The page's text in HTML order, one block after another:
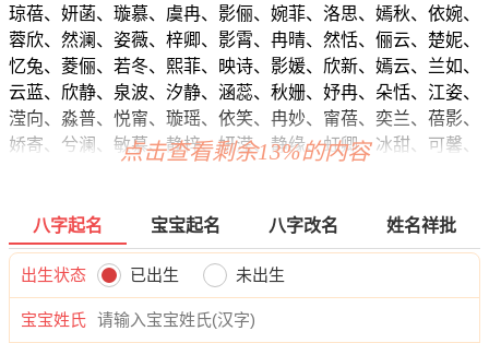
琼蓓、妍菡、璇慕、虞冉、影俪、婉菲、洛思、嫣秋、依婉、
蓉欣、然澜、姿薇、梓卿、影霄、冉晴、然恬、俪云、楚妮、
忆兔、菱俪、若冬、熙菲、映诗、影媛、欣新、嫣云、兰如、
云蓝、欣静、泉波、汐静、涵蕊、秋姗、妤冉、朵恬、江姿、
滢向、淼普、悦甯、璇瑶、依笑、冉妙、甯蓓、奕兰、蓓影、
娇寄、兮澜、敏慕、静梓、妍滢、静缘、虹卿、冰甜、可馨、
泉颖、影姗、华茜、蓓影、然含、俪万、华紫、影蕊、梓薇、
婕卿、珍涵、嫣芷、筱影、甯澜、虹霄、依依、灵沛、云芷、
筱采、欣影、艺含、萱静、虹洛、碧妙、兰冰、俪妍、云静、
妍珞、兮楚、熙蓓、龄媛、嫣知、影静、晓琳、紫楚、妍黛、
悦雅、龄熙、雅静、恬静、妍梦、俪兮、新兰、梦泉、依璇、
点击查看剩余13%的内容
八字起名 宝宝起名 八字改名 姓名祥批
出生状态 已出生 未出生
宝宝姓氏